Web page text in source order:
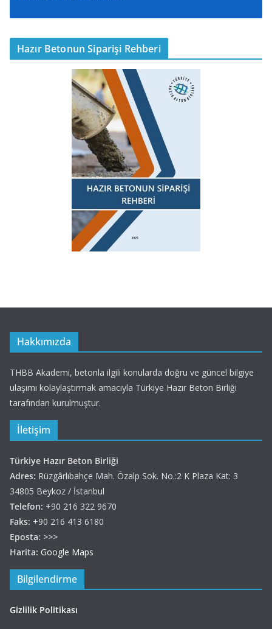
Hazır Betonun Siparişi Rehberi
Hakkımızda
THBB Akademi, betonla ilgili konularda doğru ve güncel bilgiye
ulaşımı kolaylaştırmak amacıyla Türkiye Hazır Beton Birliği
tarafından kurulmuştur.
İletişim
Türkiye Hazır Beton Birliği
Adres: Rüzgârlıbahçe Mah. Özalp Sok. No.:2 K Plaza Kat: 3
34805 Beykoz / İstanbul
Telefon: +90 216 322 9670
Faks: +90 216 413 6180
Eposta: >>>
Harita: Google Maps
Bilgilendirme
Gizlilik Politikası